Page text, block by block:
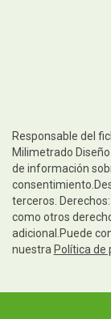
Responsable del
Milimetrado
de información
terceros.
como otros
adicional.Puede
nuestra Política de